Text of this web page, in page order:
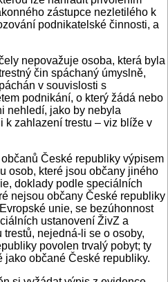
zástupce nezletilého k
podnikatelské činnosti, a
nepovažuje osoba, která byla
čin spáchaný úmyslně,
v souvislosti s
podnikání, o který žádá nebo
nehledí, jako by nebyla
k zahlazení trestu – viz blíže v
České republiky výpisem
osob, které jsou občany jiného
doklady podle speciálních
nejsou občany České republiky
unie, se bezúhonnost
ustanovení ŽivZ a
nejedná-li se o osoby,
povolen trvalý pobyt; ty
jako občané České republiky.